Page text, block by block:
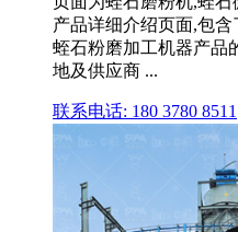
产品详细介绍页面,包
蛭石粉磨加工机器产品
地及供应商 ...
联系电话: 180 3780 8511